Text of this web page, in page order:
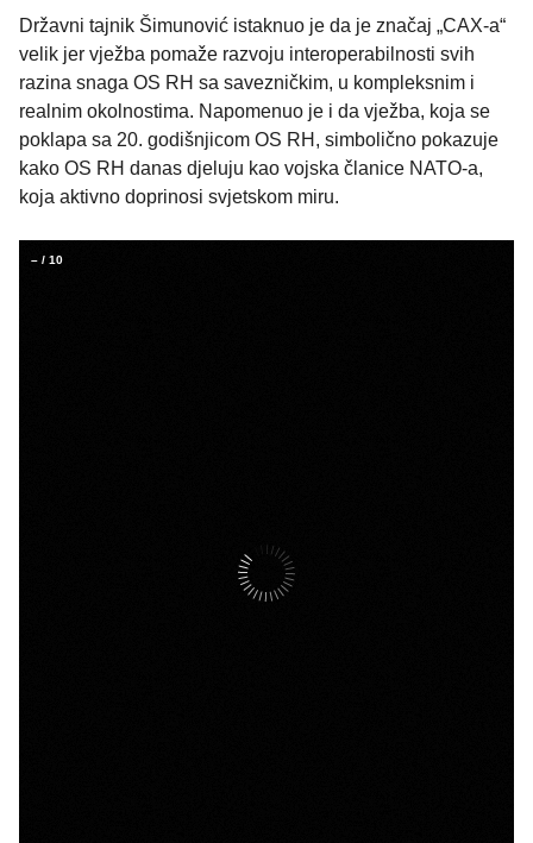
Državni tajnik Šimunović istaknuo je da je značaj „CAX-a“
velik jer vježba pomaže razvoju interoperabilnosti svih
razina snaga OS RH sa savezničkim, u kompleksnim i
realnim okolnostima. Napomenuo je i da vježba, koja se
poklapa sa 20. godišnjicom OS RH, simbolično pokazuje
kako OS RH danas djeluju kao vojska članice NATO-a,
koja aktivno doprinosi svjetskom miru.
– / 10